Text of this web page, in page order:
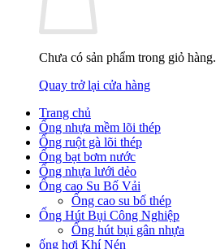
Chưa có sản phẩm trong giỏ hàng.
Quay trở lại cửa hàng
Trang chủ
Ống nhựa mềm lõi thép
Ống ruột gà lõi thép
Ống bạt bơm nước
Ống nhựa lưới dẻo
Ống cao Su Bố Vải
Ống cao su bố thép
Ống Hút Bụi Công Nghiệp
Ống hút bụi gân nhựa
ống hơi Khí Nén